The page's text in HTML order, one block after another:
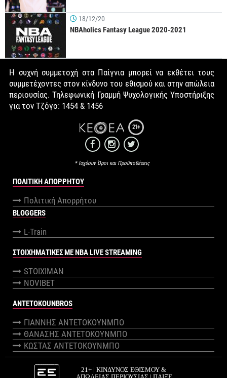
18/12/20
NBAholics Fantasy League 2020-2021
Η συχνή συμμετοχή στα Παίγνια μπορεί να εκθέτει τους
συμμετέχοντες στον κίνδυνο του εθισμού και στην απώλεια
περιουσίας. Τηλεφωνική Γραμμή Ψυχολογικής Υποστήριξης
για τον Τζόγο: 1454 & 1456
21+
* Ισχύουν Όροι και Προϋποθέσεις
ΠΟΛΙΤΙΚΉ ΑΠΟΡΡΉΤΟΥ
Πολιτική Απορρήτου
BLOGGERS
L-Train
ΣΤΟΙΧΗΜΑΤΙΚΕΣ ΜΕ NBA LIVE STREAMING
STOIXIMAN
NOVIBET
ANTETOKOUNBROS
ΓΙΑΝΝΗΣ ΑΝΤΕΤΟΚΟΥΝΜΠΟ
ΘΑΝΑΣΗΣ ΑΝΤΕΤΟΚΟΥΝΜΠΟ
ΚΩΣΤΑΣ ΑΝΤΕΤΟΚΟΥΝΜΠΟ